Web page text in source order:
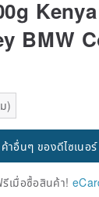
BMW
)
าอื่นๆ ของดีไซเนอร์
เมื่อซื้อสินค้า!